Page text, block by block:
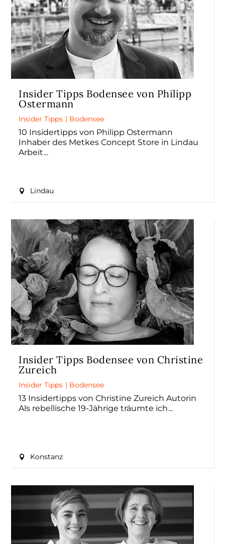
Insider Tipps Bodensee von Philipp
Ostermann
Insider Tipps | Bodensee
10 Insidertipps von Philipp Ostermann
Inhaber des Metkes Concept Store in Lindau
Arbeit
Lindau
Insider Tipps Bodensee von Christine
Zureich
Insider Tipps | Bodensee
13 Insidertipps von Christine Zureich Autorin
Als rebellische 19-Jährige träumte ich
Konstanz